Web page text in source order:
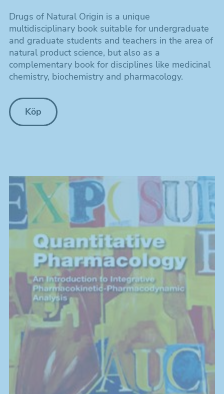
Drugs of Natural Origin is a unique
multidisciplinary book suitable for undergraduate
and graduate students and teachers in the area of
natural product science, but also as a
complementary book for disciplines like medicinal
chemistry, biochemistry and pharmacology.
Köp